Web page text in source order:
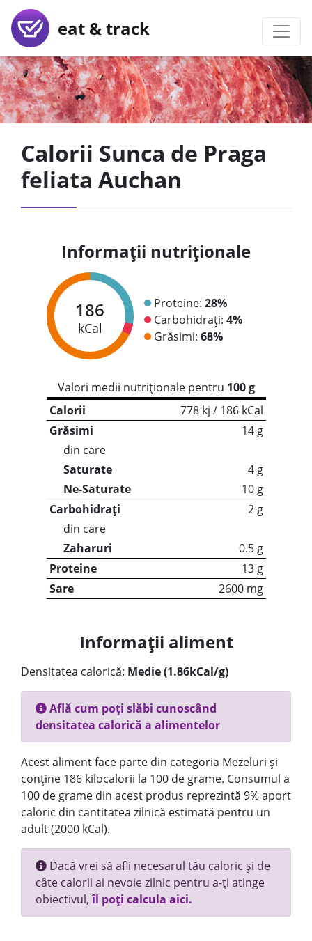
eat & track
Calorii Sunca de Praga
feliata Auchan
Informații nutriționale
186
kCal
Proteine: 28%
Carbohidrați: 4%
Grăsimi: 68%
Valori medii nutriționale pentru 100 g
Calorii
778 kj / 186 kCal
Grăsimi
14 g
din care
Saturate
4 g
Ne-Saturate
10 g
Carbohidrați
2 g
din care
Zaharuri
0.5 g
Proteine
13 g
Sare
2600 mg
Informații aliment
Densitatea calorică: Medie (1.86kCal/g)
Află cum poți slăbi cunoscând
densitatea calorică a alimentelor
Acest aliment face parte din categoria Mezeluri și
conține 186 kilocalorii la 100 de grame. Consumul a
100 de grame din acest produs reprezintă 9% aport
caloric din cantitatea zilnică estimată pentru un
adult (2000 kCal).
Dacă vrei să afli necesarul tău caloric și de
câte calorii ai nevoie zilnic pentru a-ți atinge
obiectivul,îl poți calcula aici.